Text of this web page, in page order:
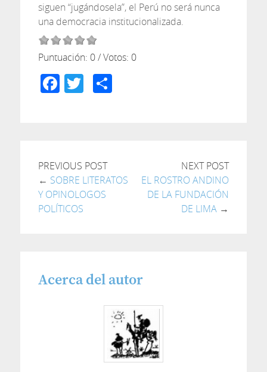
siguen “jugándosela”, el Perú no será nunca
una democracia institucionalizada.
Puntuación: 0/ Votos: 0
Facebook
TwitterCompartir
PREVIOUS POST
← SOBRE LITERATOS
Y OPINOLOGOS
POLÍTICOS
NEXT POST
EL ROSTRO ANDINO
DE LA FUNDACIÓN
DE LIMA →
Acerca del autor